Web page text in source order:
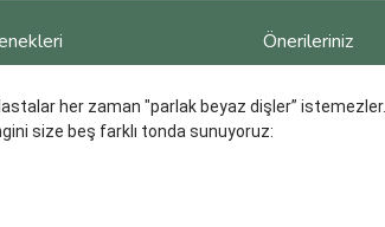
Önerileriniz
her zaman "parlak beyaz dişler” istemezler.
size beş farklı tonda sunuyoruz: